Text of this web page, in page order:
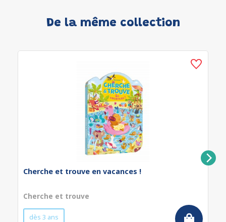
De la même collection
Cherche et trouve en vacances !
Cherche et trouve
dès 3 ans